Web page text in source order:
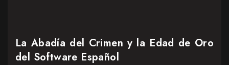
La Abadía del Crimen y la Edad de Oro
del Software Español